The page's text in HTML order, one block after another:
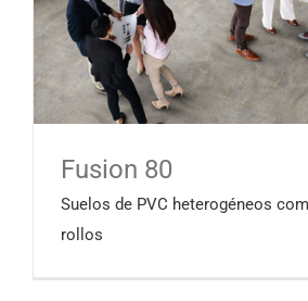
Fusion 80
Suelos de PVC heterogéneos
rollos